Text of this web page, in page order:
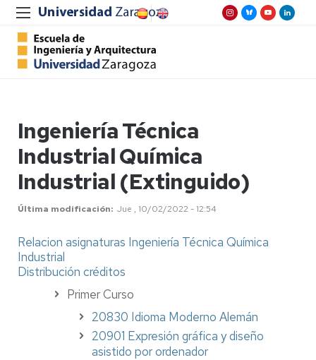
Ingeniería Técnica
Industrial Química
Industrial (Extinguido)
Última modificación Jue , 10/02/2022 - 12:54
Relacion asignaturas Ingeniería Técnica Química
Industrial
Distribución créditos
Primer Curso
20830 Idioma Moderno Alemán
20901 Expresión gráfica y diseño
asistido por ordenador